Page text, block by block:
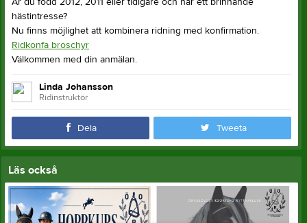
hästintresse?
Nu finns möjlighet att kombinera ridning med konfirmation.
Ridkonfa broschyr
Välkommen med din anmälan.
Linda Johansson
Ridinstruktör
Dela Tweeta
Läs också